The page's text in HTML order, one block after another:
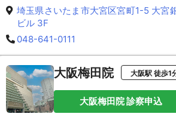
埼玉県さいたま市大宮区宮町1-5 大宮
ビル 3F
048-641-0111
大阪梅田院 大阪駅 徒歩1
大阪梅田院 診察申込